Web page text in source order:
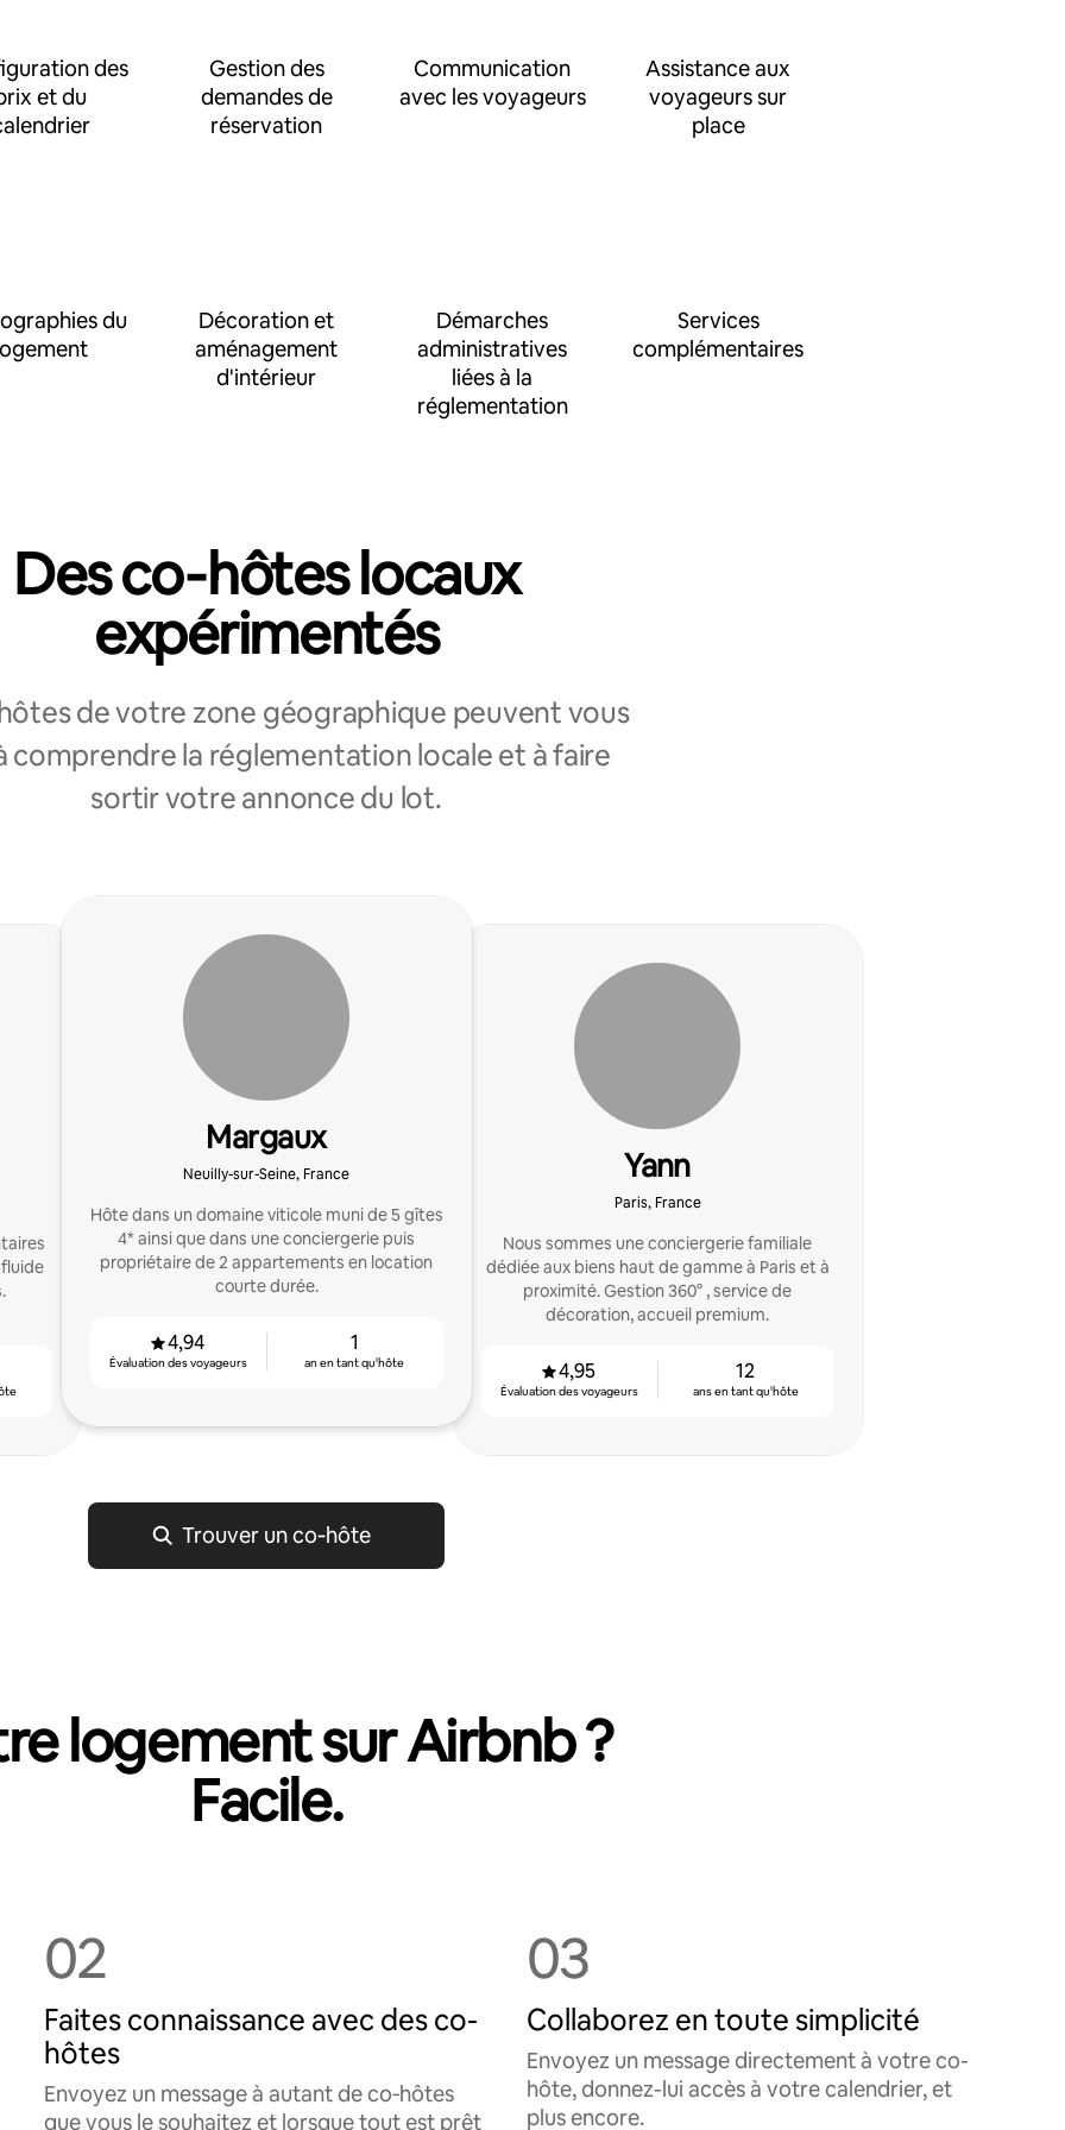
des
et du
Gestion des
demandes de
réservation
Communication
avec les voyageurs
Assistance aux
voyageurs sur
place
du
Décoration et
aménagement
d'intérieur
Démarches
administratives
liées à la
réglementation
Services
complémentaires
Des co‑hôtes locaux
expérimentés
de votre zone géographique peuvent vous
comprendre la réglementation locale et à faire
sortir votre annonce du lot.
Margaux
Neuilly-sur-Seine, France
Hôte dans un domaine viticole muni de 5 gîtes
4* ainsi que dans une conciergerie puis
propriétaire de 2 appartements en location
courte durée.
4,94
Évaluation des voyageurs
1
an en tant qu'hôte
Yann
Paris, France
Nous sommes une conciergerie familiale
dédiée aux biens haut de gamme à Paris et à
proximité. Gestion 360° , service de
décoration, accueil premium.
4,95
Évaluation des voyageurs
12
ans en tant qu'hôte
Trouver un co‑hôte
logement sur Airbnb ?
Facile.
02
Faites connaissance avec des co-
hôtes
Envoyez un message à autant de co‑hôtes
que vous le souhaitez et lorsque tout est prêt
03
Collaborez en toute simplicité
Envoyez un message directement à votre co-
hôte, donnez-lui accès à votre calendrier, et
plus encore.